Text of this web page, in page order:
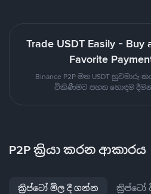
Trade USDT Easily - Buy
Favorite
Binance P2P මත USDT
විකිණීමට පහත හොඳම
P2P ක්‍රියා කරන ආකාරය
ක්‍රිප්ටෝ මිල දී ගන්න